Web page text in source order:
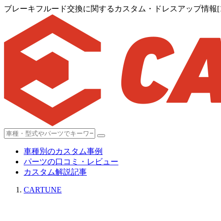
ブレーキフルード交換に関するカスタム・ドレスアップ情報
車種別のカスタム事例
パーツの口コミ・レビュー
カスタム解説記事
CARTUNE